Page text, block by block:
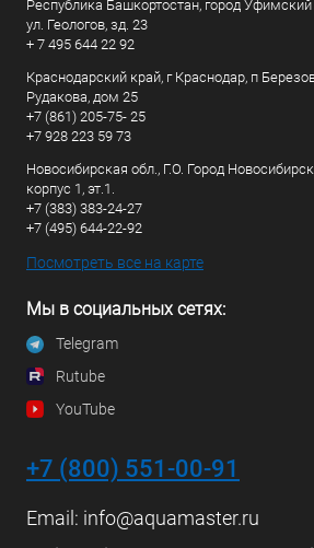
Республика Башкортостан, город
ул. Геологов, зд. 23
+ 7 495 644 22 92
Краснодарский край, г Краснодар, п
Рудакова, дом 25
+7 (861) 205-75- 25
+7 928 223 59 73
Новосибирская обл., Г.О. Город
корпус 1, эт.1.
+7 (383) 383-24-27
+7 (495) 644-22-92
Посмотреть все на карте
Мы в социальных сетях:
Telegram
Rutube
YouTube
+7 (800) 551-00-91
Email: info@aquamaster.ru